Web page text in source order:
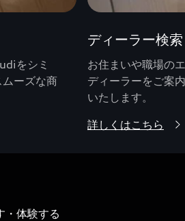
をシミ
ーズな商
ディーラー検索
お住まいや職場の
ディーラーをご案
いたします。
詳しくはこちら
体験する